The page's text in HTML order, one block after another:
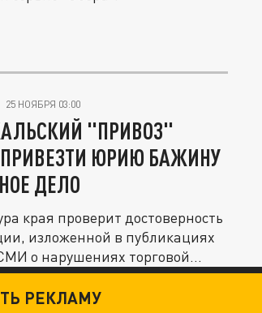
25 НОЯБРЯ 03:00
"ПРИВОЗ"
ЮРИЮ БАЖИНУ
ДЕЛО
края проверит достоверность
изложенной в публикациях
о нарушениях торговой...
РЕКЛАМУ